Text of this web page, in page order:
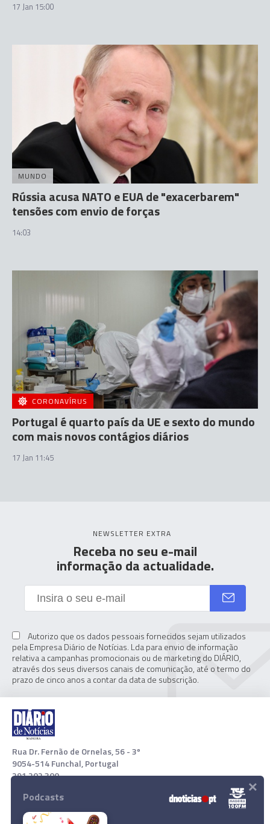
17 Jan 15:00
MUNDO
Rússia acusa NATO e EUA de "exacerbarem"
tensões com envio de forças
14:03
CORONAVÍRUS
Portugal é quarto país da UE e sexto do mundo
com mais novos contágios diários
17 Jan 11:45
NEWSLETTER EXTRA
Receba no seu e-mail
informação da actualidade.
Autorizo que os dados pessoais fornecidos sejam utilizados
pela Empresa Diário de Notícias. Lda para envio de informação
relativa a campanhas promocionais ou de marketing do DIÁRIO,
através dos seus diversos canais de comunicação, até o termo do
prazo de cinco anos a contar da data de subscrição.
Rua Dr. Fernão de Ornelas, 56 - 3º
9054-514 Funchal, Portugal
291 202 300
Download App
Podcasts ×